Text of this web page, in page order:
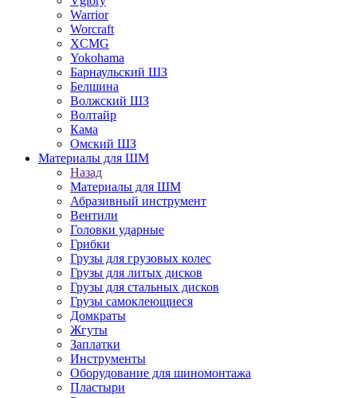
Warrior
Worcraft
XCMG
Yokohama
Барнаульский ШЗ
Белшина
Волжский ШЗ
Волтайр
Кама
Омский ШЗ
Материалы для ШМ
Назад
Материалы для ШМ
Абразивный инструмент
Вентили
Головки ударные
Грибки
Грузы для грузовых колес
Грузы для литых дисков
Грузы для стальных дисков
Грузы самоклеющиеся
Домкраты
Жгуты
Заплатки
Инструменты
Оборудование для шиномонтажа
Пластыри